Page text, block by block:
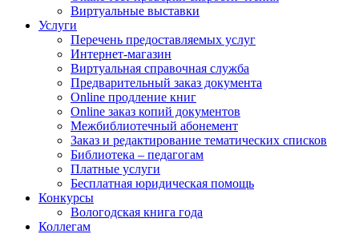
Виртуальные выставки
Услуги
Перечень предоставляемых услуг
Интернет-магазин
Виртуальная справочная служба
Предварительный заказ документа
Online продление книг
Online заказ копий документов
Межбиблиотечный абонемент
Заказ и редактирование тематических списков
Библиотека – педагогам
Платные услуги
Бесплатная юридическая помощь
Конкурсы
Вологодская книга года
Коллегам